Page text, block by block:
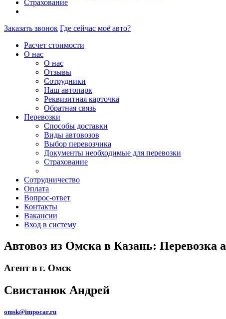
Страхование
Заказать звонок Где сейчас моё авто?
Расчет стоимости
О нас
О нас
Отзывы
Сотрудники
Наш автопарк
Реквизитная карточка
Обратная связь
Перевозки
Способы доставки
Виды автовозов
Выбор перевозчика
Документы необходимые для перевозки
Страхование
Сотрудничество
Оплата
Вопрос-ответ
Контакты
Вакансии
Вход в систему
Автовоз из Омска в Казань: Перевозка
Агент в г. Омск
Свистанюк Андрей
omsk@impocar.ru